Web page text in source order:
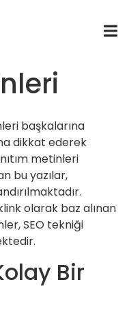
başkalarına
dikkat ederek
metinleri
bu yazılar,
olarak baz alınan
SEO tekniği
Bir